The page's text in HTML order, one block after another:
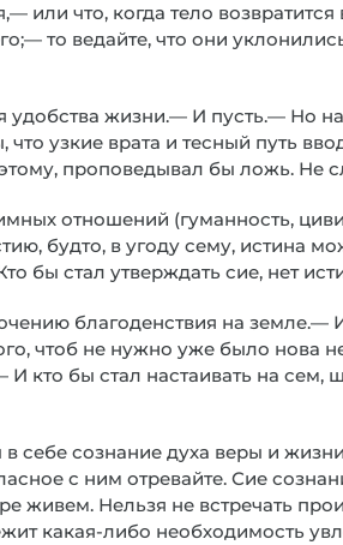
или что, когда тело возвратится
то ведайте, что они
жизни.— И пусть.— Но
узкие врата и тесный путь
проповедывал бы ложь. Не
отношений (гуманность,
будто, в угоду сему, истина
бы стал утверждать сие, нет
благоденствия на
чтоб не нужно уже было нова
кто бы стал настаивать на сем,
себе сознание духа веры и
с ним отревайте. Сие
живем. Нельзя не встречать
какая-либо необходимость